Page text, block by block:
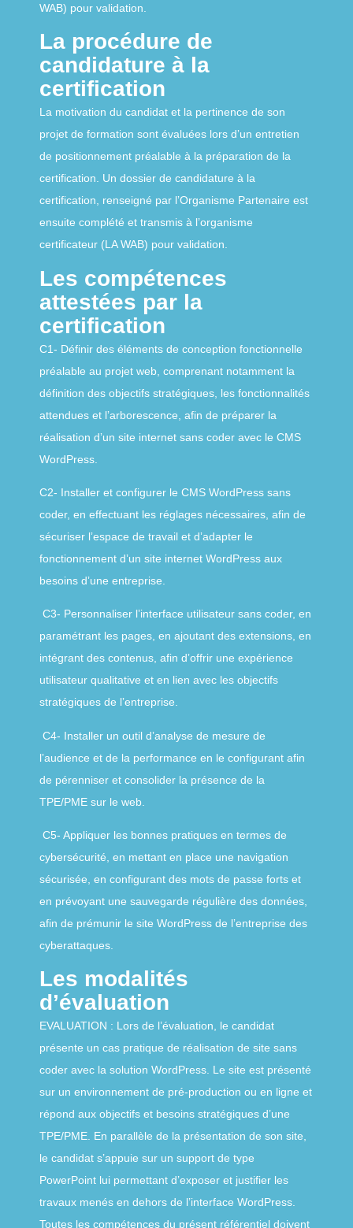
WAB) pour validation.
La procédure de
candidature à la
certification
La motivation du candidat et la pertinence de son
projet de formation sont évaluées lors dʼun entretien
de positionnement préalable à la préparation de la
certification. Un dossier de candidature à la
certification, renseigné par lʼOrganisme Partenaire est
ensuite complété et transmis à lʼorganisme
certificateur (LA WAB) pour validation.
Les compétences
attestées par la
certification
C1- Définir des éléments de conception fonctionnelle
préalable au projet web, comprenant notamment la
définition des objectifs stratégiques, les fonctionnalités
attendues et lʼarborescence, afin de préparer la
réalisation dʼun site internet sans coder avec le CMS
WordPress.
C2- Installer et configurer le CMS WordPress sans
coder, en effectuant les réglages nécessaires, afin de
sécuriser lʼespace de travail et dʼadapter le
fonctionnement dʼun site internet WordPress aux
besoins dʼune entreprise.
C3- Personnaliser lʼinterface utilisateur sans coder, en
paramétrant les pages, en ajoutant des extensions, en
intégrant des contenus, afin dʼoffrir une expérience
utilisateur qualitative et en lien avec les objectifs
stratégiques de lʼentreprise.
C4- Installer un outil dʼanalyse de mesure de
lʼaudience et de la performance en le configurant afin
de pérenniser et consolider la présence de la
TPE/PME sur le web.
C5- Appliquer les bonnes pratiques en termes de
cybersécurité, en mettant en place une navigation
sécurisée, en configurant des mots de passe forts et
en prévoyant une sauvegarde régulière des données,
afin de prémunir le site WordPress de lʼentreprise des
cyberattaques.
Les modalités
dʼévaluation
EVALUATION : Lors de l’évaluation, le candidat
présente un cas pratique de réalisation de site sans
coder avec la solution WordPress. Le site est présenté
sur un environnement de pré-production ou en ligne et
répond aux objectifs et besoins stratégiques d’une
TPE/PME. En parallèle de la présentation de son site,
le candidat s’appuie sur un support de type
PowerPoint lui permettant d’exposer et justifier les
travaux menés en dehors de l’interface WordPress.
Toutes les compétences du présent référentiel doivent